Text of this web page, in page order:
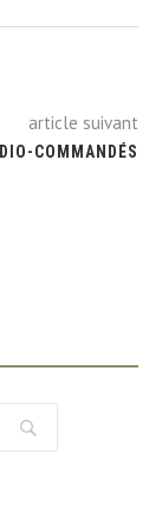
article suivant
COMMANDÉS